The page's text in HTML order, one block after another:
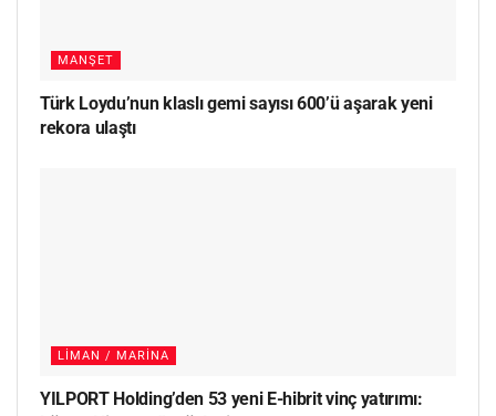
MANŞET
Türk Loydu’nun klaslı gemi sayısı 600’ü aşarak yeni
rekora ulaştı
LIMAN / MARINA
YILPORT Holding’den 53 yeni E-hibrit vinç yatırımı: